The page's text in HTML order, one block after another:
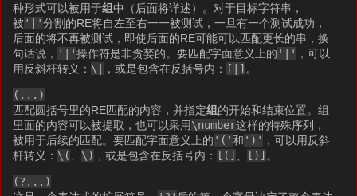
种形式可以被用于组中（后面将详述）。对于目标字符串，
被 '|'分割的RE将自左至右一一被测试，一旦有一个测试成功，
后面的将不再被测试，即使后面的RE可能可以匹配更长的串，换
句话说， '|'操作符是非贪婪的。要匹配字面意义上的 '|' ，可以
用反斜杆转义： \| ，或是包含在反括号内： [|] 。
(...)
匹配圆括号里的RE匹配的内容，并指定组的开始和结束位置。组
里面的内容可以被提取，也可以采用\number这样的特殊序列，
被用于后续的匹配。要匹配字面意义上的 '('和 ')' ，可以用反斜
杆转义： \( \) ，或是包含在反括号内： [(] [)] 。
(?...)